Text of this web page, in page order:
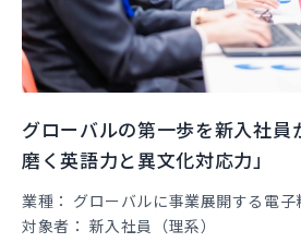
グローバルの第一歩を新入社
磨く英語力と異文化対応力」
業種
グローバルに事業展開する電
対象者
新入社員（理系）